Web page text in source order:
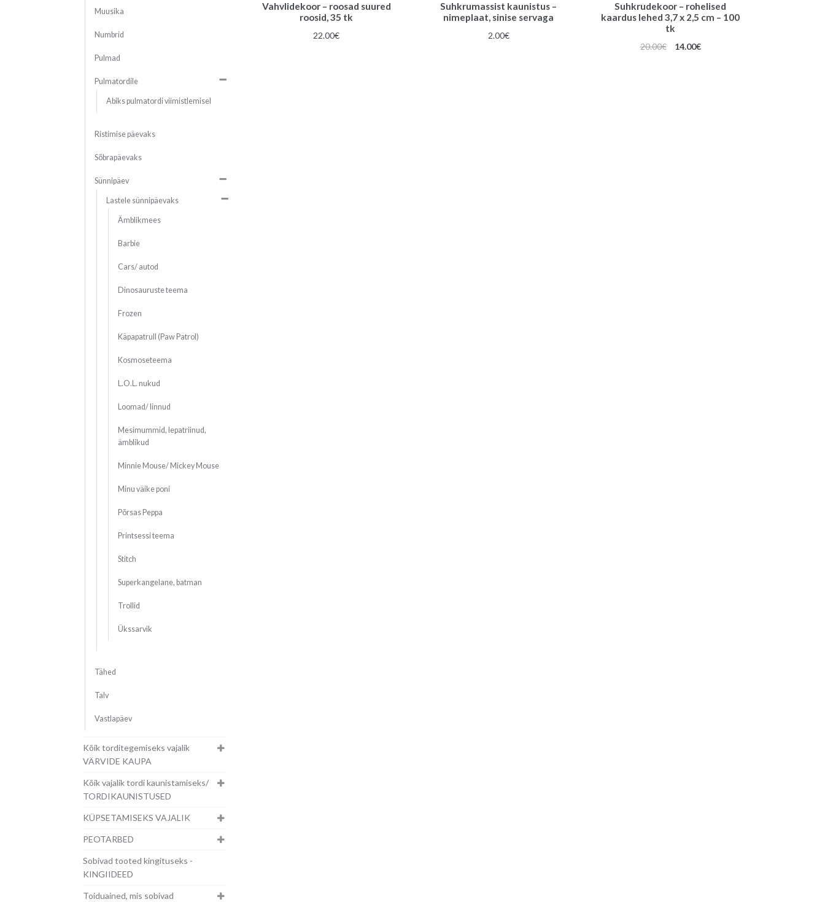
Vahvlidekoor – roosad suured
roosid, 35 tk
22.00€
Suhkrumassist kaunistus –
nimeplaat, sinise servaga
2.00€
Suhkrudekoor – rohelised
kaardus lehed 3,7 x 2,5 cm – 100
tk
20.00€
Algne
14.00€Praegune
Muusika
Numbrid
Pulmad
Pulmatordile
Abiks pulmatordi viimistlemisel
Ristimise päevaks
Sõbrapäevaks
Sünnipäev
Lastele sünnipäevaks
Ämblikmees
Barbie
Cars/ autod
Dinosauruste teema
Frozen
Käpapatrull (Paw Patrol)
Kosmoseteema
L.O.L. nukud
Loomad/ linnud
Mesimummid, lepatriinud,
ämblikud
Minnie Mouse/ Mickey Mouse
Minu väike poni
Põrsas Peppa
Printsessi teema
Stitch
Superkangelane, batman
Trollid
Ükssarvik
Tähed
Talv
Vastlapäev
Kõik torditegemiseks vajalik
VÄRVIDE KAUPA
Kõik vajalik tordi kaunistamiseks/
TORDIKAUNISTUSED
KÜPSETAMISEKS VAJALIK
PEOTARBED
Sobivad tooted kingituseks -
KINGIIDEED
Toiduained, mis sobivad